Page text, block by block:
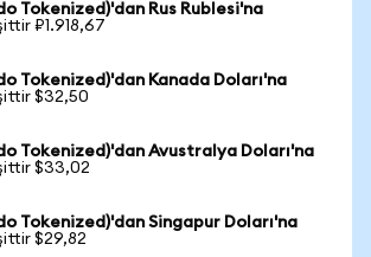
Tokenized)'dan Rus Rublesi'na
₽1.918,67
Tokenized)'dan Kanada Doları'na
$32,50
Tokenized)'dan Avustralya Doları'na
$33,02
Tokenized)'dan Singapur Doları'na
$29,82